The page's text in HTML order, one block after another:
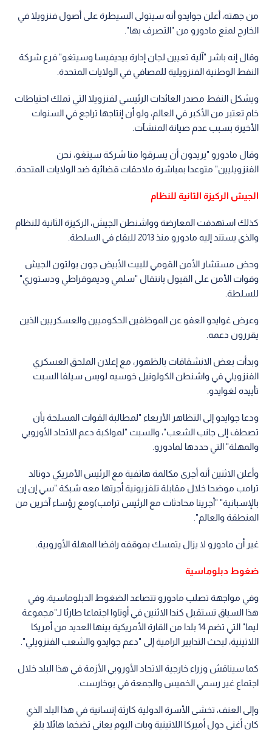
من جهته، أعلن جوايدو أنه سيتولى السيطرة على أصول فنزويلا في
الخارج لمنع مادورو من "التصرف بها".
وقال إنه باشر "آلية تعيين لجان إدارة بيديفيسا وسيتغو" فرع شركة
النفط الوطنية الفنزويلية للمصافي في الولايات المتحدة.
ويشكل النفط مصدر العائدات الرئيسي لفنزويلا التي تملك احتياطات
خام تعتبر من الأكبر في العالم، ولو أن إنتاجها تراجع في السنوات
الأخيرة بسبب عدم صيانة المنشآت.
وقال مادورو "يريدون أن يسرقوا منا شركة سيتغو، نحن
الفنزويليين" متوعدا بمباشرة ملاحقات قضائية ضد الولايات المتحدة.
الجيش الركيزة الثانية للنظام
كذلك استهدفت المعارضة وواشنطن الجيش، الركيزة الثانية للنظام
والذي يستند إليه مادورو منذ 2013 للبقاء في السلطة.
وحض مستشار الأمن القومي للبيت الأبيض جون بولتون الجيش
وقوات الأمن على القبول بانتقال "سلمي وديموقراطي ودستوري"
للسلطة.
وعرض غوايدو العفو عن الموظفين الحكوميين والعسكريين الذين
يقررون دعمه.
وبدأت بعض الانشقاقات بالظهور، مع إعلان الملحق العسكري
الفنزويلي في واشنطن الكولونيل خوسيه لويس سيلفا السبت
تأييده لغوايدو.
ودعا جوايدو إلى التظاهر الأربعاء "لمطالبة القوات المسلحة بأن
تصطف إلى جانب الشعب"، والسبت "لمواكبة دعم الاتحاد الأوروبي
والمهلة" التي حددها لمادورو.
وأعلن الاثنين أنه أجرى مكالمة هاتفية مع الرئيس الأمريكي دونالد
ترامب موضحا خلال مقابلة تلفزيونية أجرتها معه شبكة "سي إن إن
بالإسبانية" "أجرينا محادثات مع الرئيس ترامب)ومع رؤساء آخرين من
المنطقة والعالم".
غير أن مادورو لا يزال يتمسك بموقفه رافضا المهلة الأوروبية.
ضغوط دبلوماسية
وفي مواجهة تصلب مادورو تتصاعد الضغوط الدبلوماسية، وفي
هذا السياق تستقبل كندا الاثنين في أوتاوا اجتماعا طارئا لـ"مجموعة
ليما" التي تضم 14 بلدا من القارة الأمريكية بينها العديد من أمريكا
اللاتينية، لبحث التدابير الرامية إلى "دعم جوايدو والشعب الفنزويلي".
كما سيناقش وزراء خارجية الاتحاد الأوروبي الأزمة في هذا البلد خلال
اجتماع غير رسمي الخميس والجمعة في بوخارست.
وإلى العنف، تخشى الأسرة الدولية كارثة إنسانية في هذا البلد الذي
كان أغني دول أميركا اللاتينية وبات اليوم يعاني تضخما هائلا بلغ